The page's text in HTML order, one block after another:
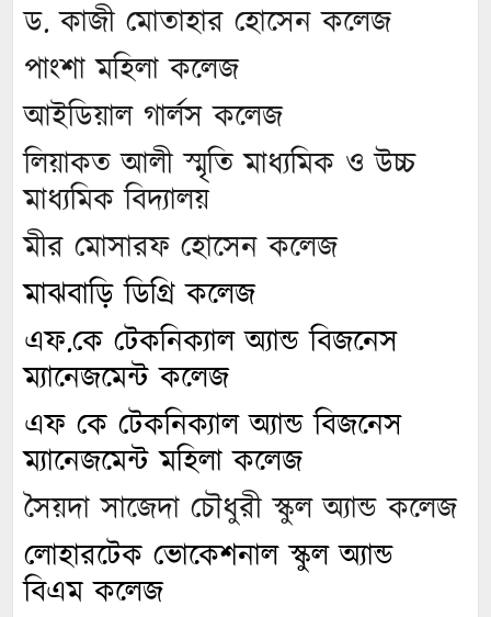
ড. কাজী মোতাহার হোসেন কলেজ
পাংশা মহিলা কলেজ
আইডিয়াল গার্লস কলেজ
লিয়াকত আলী স্মৃতি মাধ্যমিক ও উচ্চ
মাধ্যমিক বিদ্যালয়
মীর মোসারফ হোসেন কলেজ
মাঝবাড়ি ডিগ্রি কলেজ
এফ.কে টেকনিক্যাল অ্যান্ড বিজনেস
ম্যানেজমেন্ট কলেজ
এফ কে টেকনিক্যাল অ্যান্ড বিজনেস
ম্যানেজমেন্ট মহিলা কলেজ
সৈয়দা সাজেদা চৌধুরী স্কুল অ্যান্ড কলেজ
লোহারটেক ভোকেশনাল স্কুল অ্যান্ড
বিএম কলেজ